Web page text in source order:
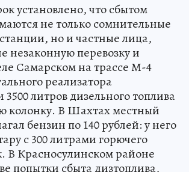
установлено, что сбытом
не только сомнительные
но и частные лица,
незаконную перевозку и
Самарском на трассе М-4
реализатора
литров дизельного топлива
колонку. В Шахтах местный
бензин по 140 рублей: у него
с 300 литрами горючего
В Красносулинском районе
попытки сбыта дизтоплива,